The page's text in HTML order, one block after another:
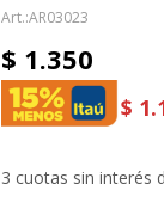
AR03023
$ 1.350
$
3 cuotas sin interés